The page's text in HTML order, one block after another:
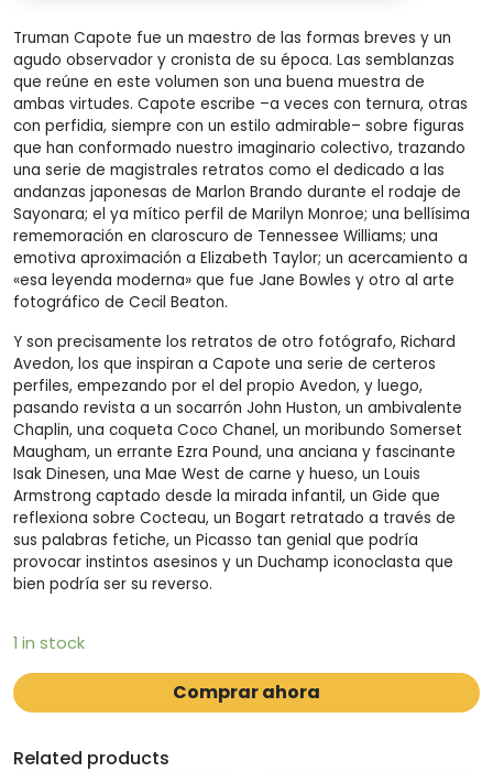
Truman Capote fue un maestro de las formas breves y un
agudo observador y cronista de su época. Las semblanzas
que reúne en este volumen son una buena muestra de
ambas virtudes. Capote escribe –a veces con ternura, otras
con perfidia, siempre con un estilo admirable– sobre figuras
que han conformado nuestro imaginario colectivo, trazando
una serie de magistrales retratos como el dedicado a las
andanzas japonesas de Marlon Brando durante el rodaje de
Sayonara; el ya mítico perfil de Marilyn Monroe; una bellísima
rememoración en claroscuro de Tennessee Williams; una
emotiva aproximación a Elizabeth Taylor; un acercamiento a
«esa leyenda moderna» que fue Jane Bowles y otro al arte
fotográfico de Cecil Beaton.
Y son precisamente los retratos de otro fotógrafo, Richard
Avedon, los que inspiran a Capote una serie de certeros
perfiles, empezando por el del propio Avedon, y luego,
pasando revista a un socarrón John Huston, un ambivalente
Chaplin, una coqueta Coco Chanel, un moribundo Somerset
Maugham, un errante Ezra Pound, una anciana y fascinante
Isak Dinesen, una Mae West de carne y hueso, un Louis
Armstrong captado desde la mirada infantil, un Gide que
reflexiona sobre Cocteau, un Bogart retratado a través de
sus palabras fetiche, un Picasso tan genial que podría
provocar instintos asesinos y un Duchamp iconoclasta que
bien podría ser su reverso.
1 in stock
Comprar ahora
Related products